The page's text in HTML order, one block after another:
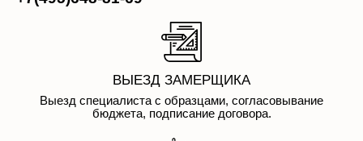
ВЫЕЗД ЗАМЕРЩИКА
Выезд специалиста с образцами, согласовывание
бюджета, подписание договора.